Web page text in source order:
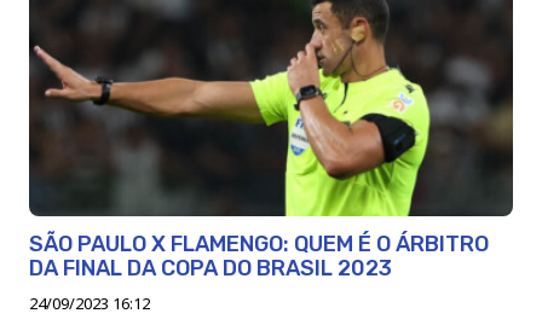
SÃO PAULO X FLAMENGO: QUEM É O ÁRBITRO
DA FINAL DA COPA DO BRASIL 2023
24/09/2023 16:12